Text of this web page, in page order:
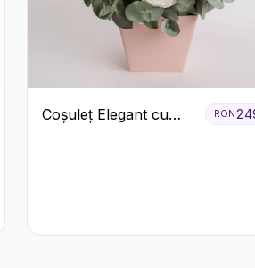
Coșuleț Elegant cu
RON